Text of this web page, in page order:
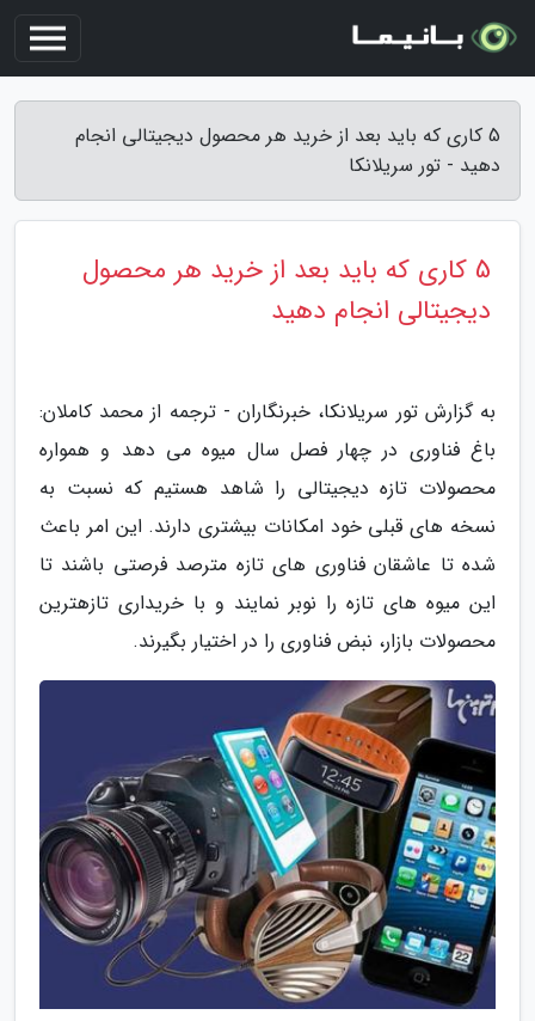
5 کاری که باید بعد از خرید هر محصول دیجیتالی انجام
دهید - تور سریلانکا
5 کاری که باید بعد از خرید هر محصول
دیجیتالی انجام دهید
به گزارش تور سریلانکا، خبرنگاران - ترجمه از محمد کاملان:
باغ فناوری در چهار فصل سال میوه می دهد و همواره
محصولات تازه دیجیتالی را شاهد هستیم که نسبت به
نسخه های قبلی خود امکانات بیشتری دارند. این امر باعث
شده تا عاشقان فناوری های تازه مترصد فرصتی باشند تا
این میوه های تازه را نوبر نمایند و با خریداری تازهترین
محصولات بازار، نبض فناوری را در اختیار بگیرند.